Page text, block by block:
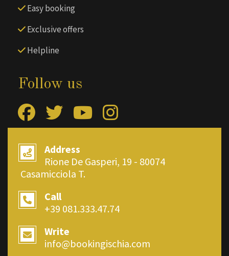
Easy booking
Exclusive offers
Helpline
Follow us
Address
Rione De Gasperi, 19 - 80074
Casamicciola T.
Call
+39 081.333.47.74
Write
info@bookingischia.com